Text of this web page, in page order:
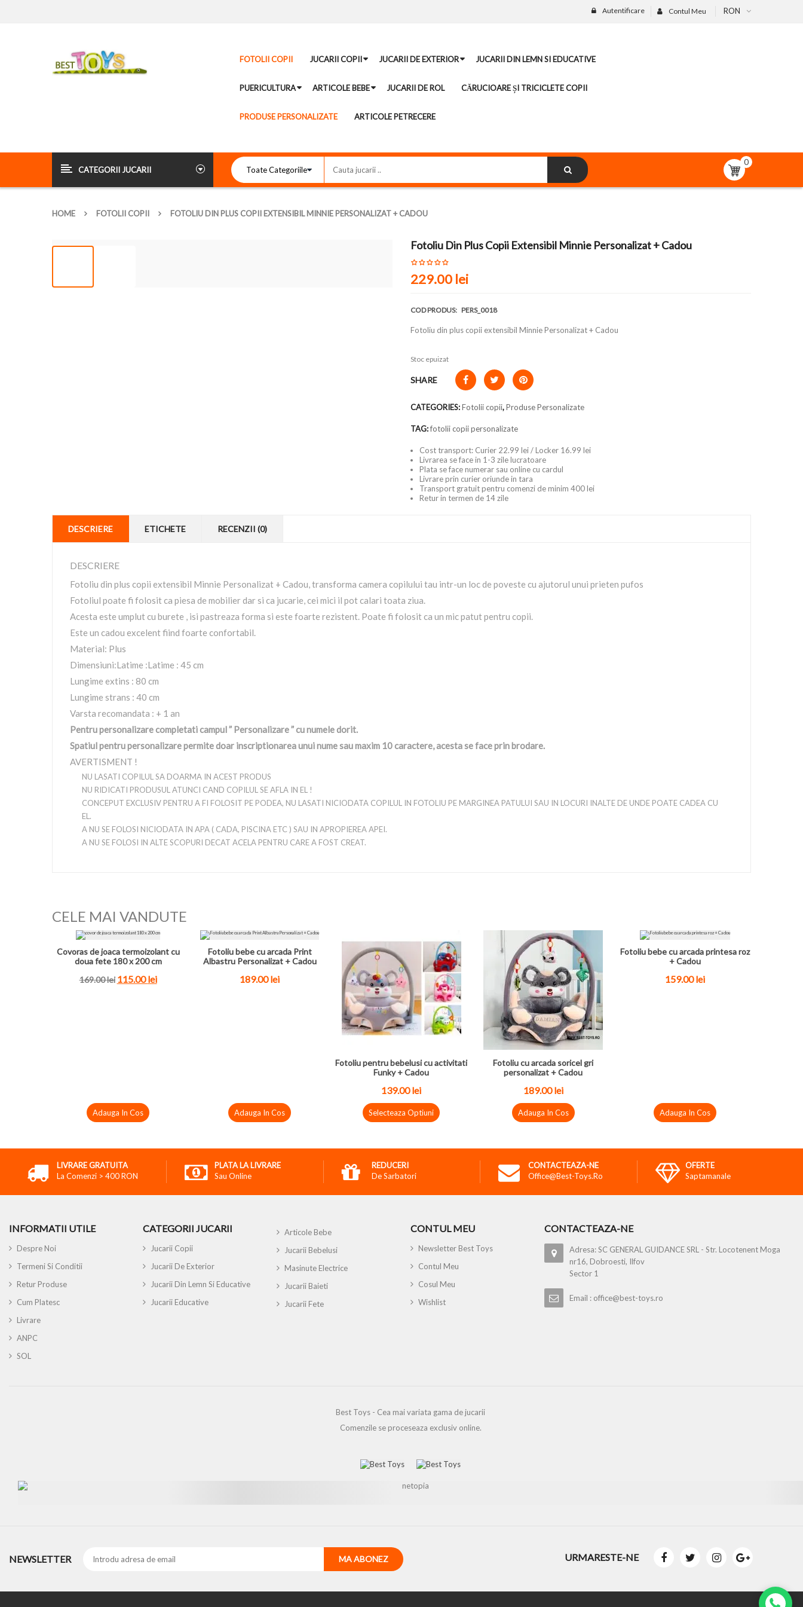
RON
Contul Meu
Autentificare
FOTOLII COPII JUCARII COPII JUCARII DE EXTERIOR JUCARII DIN LEMN SI EDUCATIVE
PUERICULTURA ARTICOLE BEBE JUCARII DE ROL CĂRUCIOARE ȘI TRICICLETE COPII
PRODUSE PERSONALIZATE ARTICOLE PETRECERE
CATEGORII JUCARII
0
HOME FOTOLII COPII FOTOLIU DIN PLUS COPII EXTENSIBIL MINNIE PERSONALIZAT + CADOU
Fotoliu Din Plus Copii Extensibil Minnie Personalizat + Cadou
229.00 lei
COD PRODUS: PERS_0018
Fotoliu din plus copii extensibil Minnie Personalizat + Cadou
Stoc epuizat
SHARE
CATEGORIES:Fotolii copii,Produse Personalizate
TAG:fotolii copii personalizate
Cost transport: Curier 22.99 lei / Locker 16.99 lei
Livrarea se face in 1-3 zile lucratoare
Plata se face numerar sau online cu cardul
Livrare prin curier oriunde in tara
Transport gratuit pentru comenzi de minim 400 lei
Retur in termen de 14 zile
DESCRIERE ETICHETE RECENZII (0)
DESCRIERE
Fotoliu din plus copii extensibil Minnie Personalizat + Cadou, transforma camera copilului tau intr-un loc de poveste cu ajutorul unui prieten pufos
Fotoliul poate fi folosit ca piesa de mobilier dar si ca jucarie, cei mici il pot calari toata ziua.
Acesta este umplut cu burete , isi pastreaza forma si este foarte rezistent. Poate fi folosit ca un mic patut pentru copii.
Este un cadou excelent fiind foarte confortabil.
Material: Plus
Dimensiuni:Latime :Latime : 45 cm
Lungime extins : 80 cm
Lungime strans : 40 cm
Varsta recomandata : + 1 an
Pentru personalizare completati campul ” Personalizare ” cu numele dorit.
Spatiul pentru personalizare permite doar inscriptionarea unui nume sau maxim 10 caractere, acesta se face prin brodare.
AVERTISMENT !
NU LASATI COPILUL SA DOARMA IN ACEST PRODUS
NU RIDICATI PRODUSUL ATUNCI CAND COPILUL SE AFLA IN EL !
CONCEPUT EXCLUSIV PENTRU A FI FOLOSIT PE PODEA, NU LASATI NICIODATA COPILUL IN FOTOLIU PE MARGINEA PATULUI SAU IN LOCURI INALTE DE UNDE POATE CADEA CU
EL.
A NU SE FOLOSI NICIODATA IN APA ( CADA, PISCINA ETC ) SAU IN APROPIEREA APEI.
A NU SE FOLOSI IN ALTE SCOPURI DECAT ACELA PENTRU CARE A FOST CREAT.
CELE MAI VANDUTE
Covoras de joaca termoizolant cu
doua fete 180 x 200 cm
169.00lei 115.00lei
Adauga In Cos
Fotoliu bebe cu arcada Print
Albastru Personalizat + Cadou
189.00lei
Adauga In Cos
Fotoliu pentru bebelusi cu activitati
Funky + Cadou
139.00lei
Selecteaza Optiuni
Fotoliu cu arcada soricel gri
personalizat + Cadou
189.00lei
Adauga In Cos
Fotoliu bebe cu arcada printesa roz
+ Cadou
159.00lei
Adauga In Cos
LIVRARE GRATUITA
La Comenzi > 400 RON
PLATA LA LIVRARE
Sau Online
REDUCERI
De Sarbatori
CONTACTEAZA-NE
Office@best-Toys.ro
OFERTE
Saptamanale
INFORMATII UTILE
Despre Noi
Termeni Si Conditii
Retur Produse
Cum Platesc
Livrare
ANPC
SOL
CATEGORII JUCARII
Jucarii Copii
Jucarii De Exterior
Jucarii Din Lemn Si Educative
Jucarii Educative
Articole Bebe
Jucarii Bebelusi
Masinute Electrice
Jucarii Baieti
Jucarii Fete
CONTUL MEU
Newsletter Best Toys
Contul Meu
Cosul Meu
Wishlist
CONTACTEAZA-NE
Adresa: SC GENERAL GUIDANCE SRL - Str. Locotenent Moga
nr16, Dobroesti, Ilfov
Sector 1
Email : office@best-toys.ro
Best Toys - Cea mai variata gama de jucarii
Comenzile se proceseaza exclusiv online.
NEWSLETTER URMARESTE-NE